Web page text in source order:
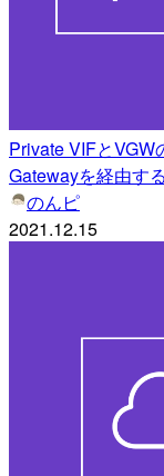
Private VIFと
Gatewayを経由す
のんピ
2021.12.15